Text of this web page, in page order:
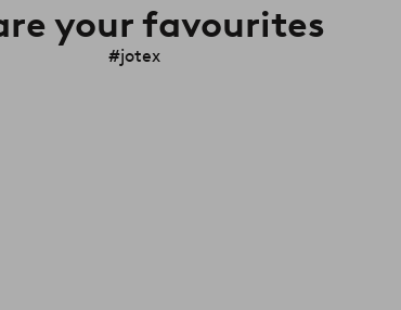
your favourites
#jotex